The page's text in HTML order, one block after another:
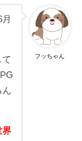
フッちゃん
ん
界